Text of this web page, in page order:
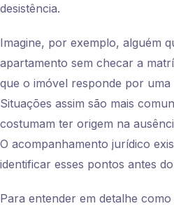
desistência.
Imagine, por exemplo, alguém
apartamento sem checar a
que o imóvel responde por uma
Situações assim são mais
costumam ter origem na
O acompanhamento jurídico
identificar esses pontos antes
Para entender em detalhe